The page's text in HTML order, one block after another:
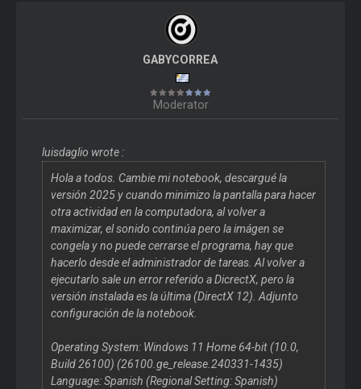
GABYCORREA
Moderator
luisdaglio wrote :
Hola a todos. Cambie mi notebook, descargué la
versión 2025 y cuando minimizo la pantalla para hacer
otra actividad en la computadora, al volver a
maximizar, el sonido continúa pero la imágen se
congela y no puede cerrarse el programa, hay que
hacerlo desde el administrador de tareas. Al volver a
ejecutarlo sale un error referido a DicrectX, pero la
versión instalada es la última (DirectX 12). Adjunto
configuración de la notebook.
Operating System: Windows 11 Home 64-bit (10.0,
Build 26100) (26100.ge_release.240331-1435)
Language: Spanish (Regional Setting: Spanish)